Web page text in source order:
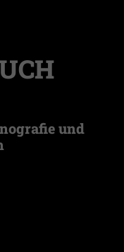
und